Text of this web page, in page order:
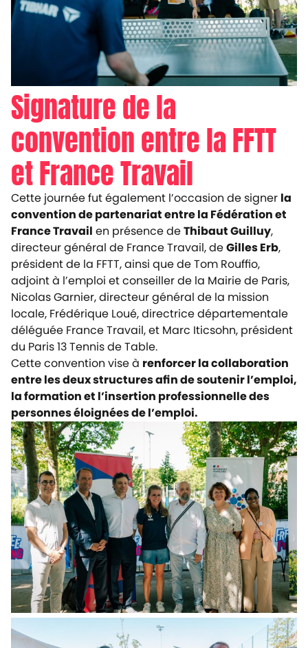
Signature de la
convention entre la FFTT
et France Travail
Cette journée fut également l’occasion de signer la
convention de partenariat entre la Fédération et
France Travail en présence deThibaut Guilluy,
directeur général de France Travail, deGilles Erb,
président de la FFTT, ainsi que de Tom Rouffio,
adjoint à l’emploi et conseiller de la Mairie de Paris,
Nicolas Garnier, directeur général de la mission
locale, Frédérique Loué, directrice départementale
déléguée France Travail, et Marc Iticsohn, président
du Paris 13 Tennis de Table.
Cette convention vise à renforcer la collaboration
entre les deux structures afin de soutenir l’emploi,
la formation et l’insertion professionnelle des
personnes éloignées de l’emploi.